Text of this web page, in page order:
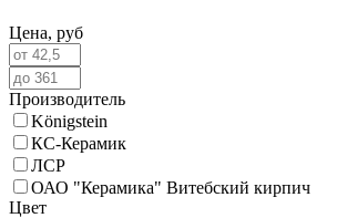
Цена, руб
Производитель
Königstein
КС-Керамик
ЛСР
ОАО "Керамика" Витебский кирпич
Цвет